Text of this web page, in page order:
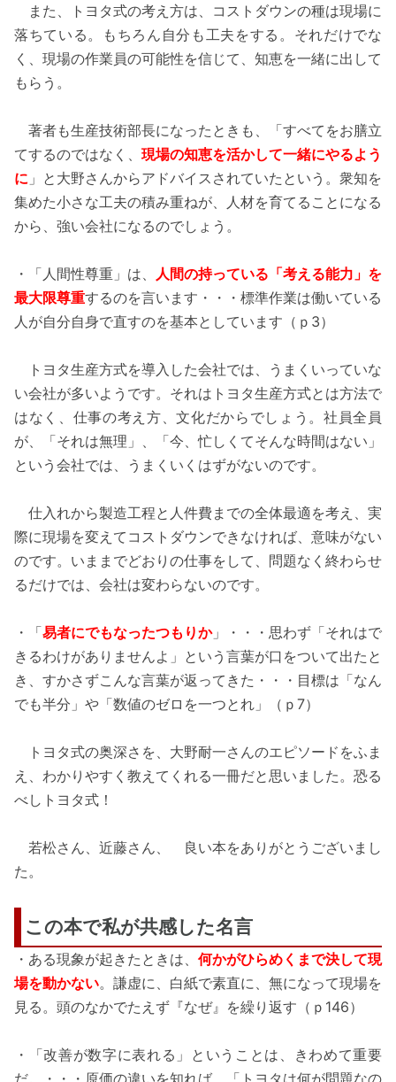
また、トヨタ式の考え方は、コストダウンの種は現場に
落ちている。もちろん自分も工夫をする。それだけでな
く、現場の作業員の可能性を信じて、知恵を一緒に出して
もらう。
著者も生産技術部長になったときも、「すべてをお膳立
てするのではなく、 現場の知恵を活かして一緒にやるよう
に 」と大野さんからアドバイスされていたという。衆知を
集めた小さな工夫の積み重ねが、人材を育てることになる
から、強い会社になるのでしょう。
・「人間性尊重」は、
人間の持っている「考える能力」を
最大限尊重するのを言います・・・標準作業は働いている
人が自分自身で直すのを基本としています（ｐ3）
トヨタ生産方式を導入した会社では、うまくいっていな
い会社が多いようです。それはトヨタ生産方式とは方法で
はなく、仕事の考え方、文化だからでしょう。社員全員
が、「それは無理」、「今、忙しくてそんな時間はない」
という会社では、うまくいくはずがないのです。
仕入れから製造工程と人件費までの全体最適を考え、実
際に現場を変えてコストダウンできなければ、意味がない
のです。いままでどおりの仕事をして、問題なく終わらせ
るだけでは、会社は変わらないのです。
・「易者にでもなったつもりか」・・・思わず「それはで
きるわけがありませんよ」という言葉が口をついて出たと
き、すかさずこんな言葉が返ってきた・・・目標は「なん
でも半分」や「数値のゼロを一つとれ」（ｐ7）
トヨタ式の奥深さを、大野耐一さんのエピソードをふま
え、わかりやすく教えてくれる一冊だと思いました。恐る
べしトヨタ式！
若松さん、近藤さん、 良い本をありがとうございまし
た。
この本で私が共感した名言
・ある現象が起きたときは、 何かがひらめくまで決して現
場を動かない。謙虚に、白紙で素直に、無になって現場を
見る。頭のなかでたえず『なぜ』を繰り返す（ｐ146）
・「改善が数字に表れる」ということは、きわめて重要